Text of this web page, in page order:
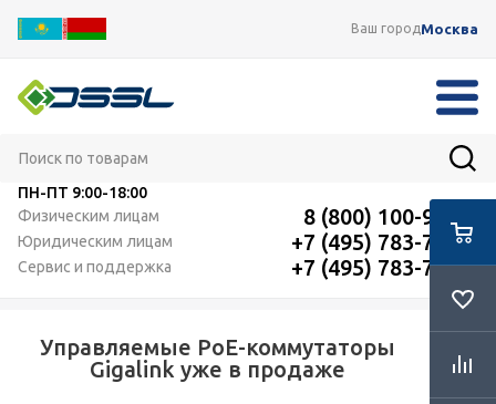
Ваш городМосква
ПН-ПТ 9:00-18:00
Физическим лицам
8 (800) 100-91-12
Юридическим лицам +7 (495) 783-72-87
Сервис и поддержка +7 (495) 783-72-87
Управляемые РоЕ-коммутаторы
Gigalink уже в продаже
RSS